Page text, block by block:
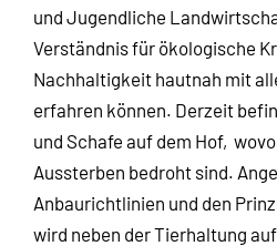
und Jugendliche
Verständnis für ökologische
Nachhaltigkeit hautnah mit
erfahren können. Derzeit
und Schafe auf dem Hof,
Aussterben bedroht sind.
Anbaurichtlinien und den
wird neben der Tierhaltung